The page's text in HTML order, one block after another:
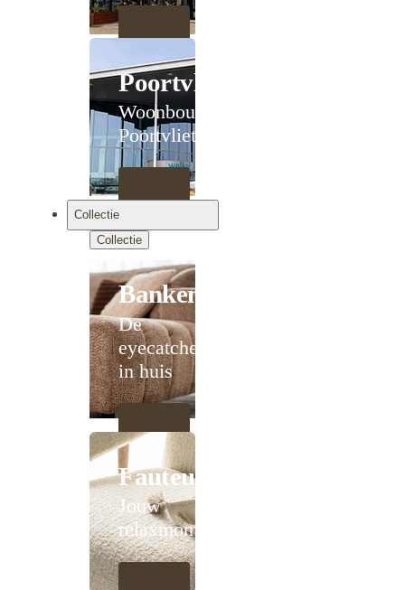
Poortvliet
Woonboulevard
Poortvliet XXL
Collectie
Collectie
Banken
De
eyecatcher
in huis
Fauteuils
Jouw
relaxmoment